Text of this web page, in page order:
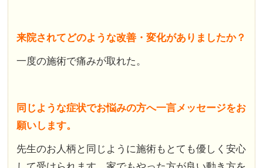
来院されてどのような改善・変化がありましたか？
一度の施術で痛みが取れた。
同じような症状でお悩みの方へ一言メッセージをお
願いします。
先生のお人柄と同じように施術もとても優しく安心